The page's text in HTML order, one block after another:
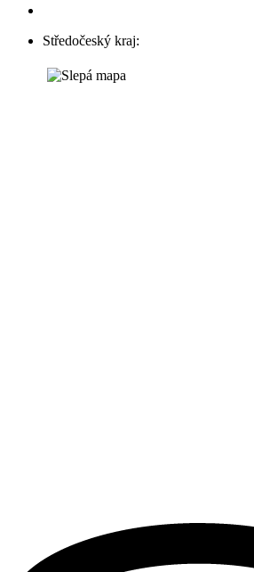
Středočeský kraj: